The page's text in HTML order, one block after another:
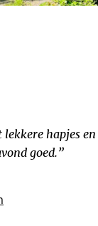
hapjes
goed.”